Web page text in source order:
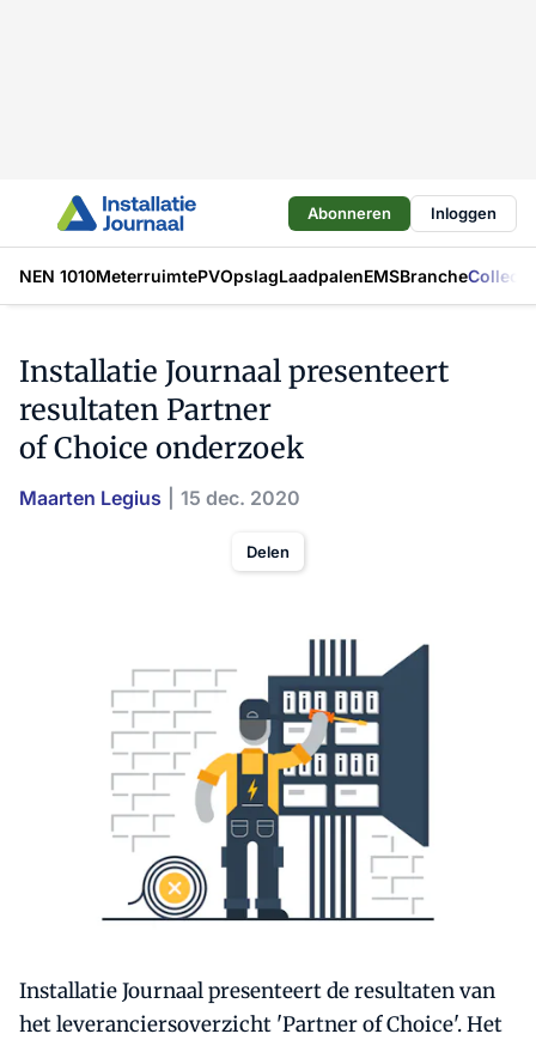
Abonneren Inloggen
NEN 1010MeterruimtePVOpslagLaadpalenEMSBranche
Installatie Journaal presenteert
resultaten Partner
of Choice onderzoek
Maarten Legius 15 dec. 2020
Delen
Installatie Journaal presenteert de resultaten van
het leveranciersoverzicht 'Partner of Choice'. Het